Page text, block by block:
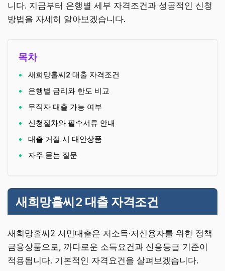
니다. 지금부터 은행별 세부 자격조건과 성공적인 신청
방법을 자세히 알아보겠습니다.
목차
새희망홀씨2 대출 자격조건
은행별 금리와 한도 비교
무직자 대출 가능 여부
신청절차와 필수서류 안내
대출 거절 시 대안상품
자주 묻는 질문
새희망홀씨2 대출 자격조건
새희망홀씨2 서민대출은 저소득·저신용자를 위한 정책
금융상품으로, 까다로운 소득요건과 신용등급 기준이
적용됩니다. 기본적인 자격요건을 살펴보겠습니다.